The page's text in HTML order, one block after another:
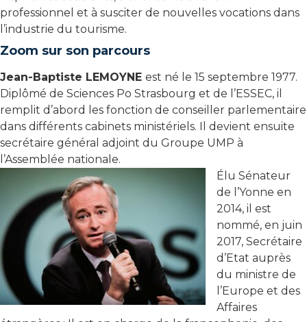
professionnel et à susciter de nouvelles vocations dans
l’industrie du tourisme.
Zoom sur son parcours
Jean-Baptiste LEMOYNE est né le 15 septembre 1977.
Diplômé de Sciences Po Strasbourg et de l’ESSEC, il
remplit d’abord les fonction de conseiller parlementaire
dans différents cabinets ministériels. Il devient ensuite
secrétaire général adjoint du Groupe UMP à
l’Assemblée nationale.
Élu Sénateur
de l’Yonne en
2014, il est
nommé, en juin
2017, Secrétaire
d’Etat auprès
du ministre de
l’Europe et des
Affaires